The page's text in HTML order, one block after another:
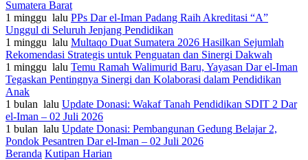
Sumatera Barat
1 minggu lalu PPs Dar el-Iman Padang Raih Akreditasi “A”
Unggul di Seluruh Jenjang Pendidikan
1 minggu lalu Multaqo Duat Sumatera 2026 Hasilkan Sejumlah
Rekomendasi Strategis untuk Penguatan dan Sinergi Dakwah
1 minggu lalu Temu Ramah Walimurid Baru, Yayasan Dar el-Iman
Tegaskan Pentingnya Sinergi dan Kolaborasi dalam Pendidikan
Anak
1 bulan lalu Update Donasi: Wakaf Tanah Pendidikan SDIT 2 Dar
el-Iman – 02 Juli 2026
1 bulan lalu Update Donasi: Pembangunan Gedung Belajar 2,
Pondok Pesantren Dar el-Iman – 02 Juli 2026
Beranda Kutipan Harian